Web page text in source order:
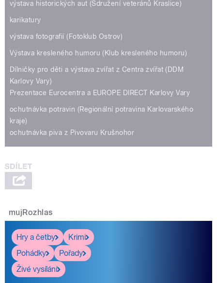
výstava historických aut (Sdružení veteránů Kraslice)
karikatury
výstava fotografií (Fotoklub Ostrov)
Výstava kresleného humoru (Klub kresleného humoru)
Dílničky pro děti a výstava zvířat z Centra zvířat (DDM
Karlovy Vary)
Prezentace Eurocentra a EUROPE DIRECT Karlovy Vary
ochutnávka potravin (Regionální potravina Karlovarského
kraje)
ochutnávka piva z Pivovaru Krušnohor
mujRozhlas
Hry a četby
Krimi
Pohádky
Pořady
Živé vysílání